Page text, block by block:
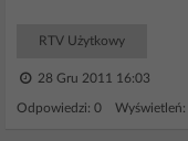
RTV Użytkowy
28 Gru 2011 16:03
Odpowiedzi: 0 Wyświetleń: